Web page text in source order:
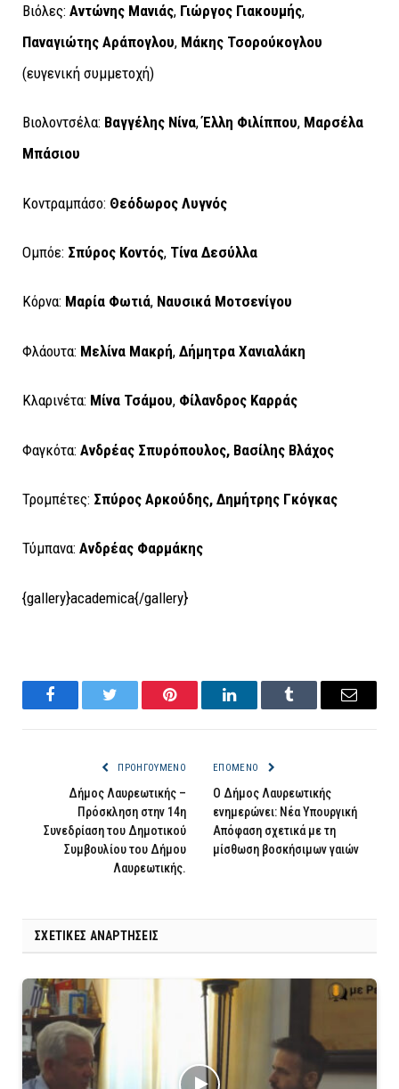
Βιόλες: Αντώνης Μανιάς, Γιώργος Γιακουμής,
Παναγιώτης Αράπογλου, Μάκης Τσορούκογλου
(ευγενική συμμετοχή)
Βιολοντσέλα: Βαγγέλης Νίνα,Έλλη Φιλίππου, Μαρσέλα
Μπάσιου
Κοντραμπάσο: Θεόδωρος Λυγνός
Oμπόε: Σπύρος Κοντός, Τίνα Δεσύλλα
Kόρνα: Μαρία Φωτιά, Ναυσικά Μοτσενίγου
Φλάουτα: Mελίνα Μακρή, Δήμητρα Χανιαλάκη
Κλαρινέτα: Μίνα Τσάμου, Φίλανδρος Καρράς
Φαγκότα: Ανδρέας Σπυρόπουλος, Βασίλης Βλάχος
Τρομπέτες: Σπύρος Αρκούδης, Δημήτρης Γκόγκας
Τύμπανα: Aνδρέας Φαρμάκης
{gallery}academica{/gallery}
FacebookTwitter Pinterest LinkedInTumblr Email
ΠΡΟΗΓΟΎΜΕΝΟ
Δήμος Λαυρεωτικής –
Πρόσκληση στην 14η
Συνεδρίαση του Δημοτικού
Συμβουλίου του Δήμου
Λαυρεωτικής.
ΕΠΌΜΕΝΟ
Ο Δήμος Λαυρεωτικής
ενημερώνει: Νέα Υπουργική
Απόφαση σχετικά με τη
μίσθωση βοσκήσιμων γαιών
ΣΧΕΤΙΚΈΣ ΑΝΑΡΤΉΣΕΙΣ